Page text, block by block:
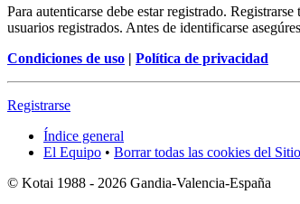
Para autenticarse debe estar registrado.
usuarios registrados. Antes de identificarse
Condiciones de uso | Política de privacidad
Registrarse
Índice general
El Equipo • Borrar todas las cookies del Sitio
© Kotai 1988 - 2026 Gandia-Valencia-España